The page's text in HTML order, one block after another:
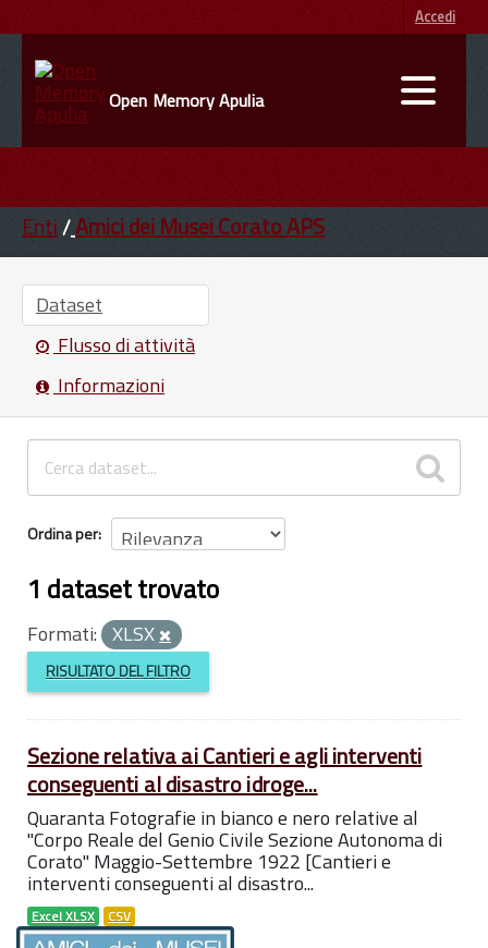
Accedi
Open Memory Apulia
ENTI
INFORMAZIONI
Enti Amici dei Musei Corato APS
Dataset
Flusso di attività
Informazioni
Ordina per
1 dataset trovato
Formati: XLSX
RISULTATO DEL FILTRO
Sezione relativa ai Cantieri e agli interventi
conseguenti al disastro idroge...
Quaranta Fotografie in bianco e nero relative al
''Corpo Reale del Genio Civile Sezione Autonoma di
Corato" Maggio-Settembre 1922 [Cantieri e
interventi conseguenti al disastro...
Excel XLSX CSV